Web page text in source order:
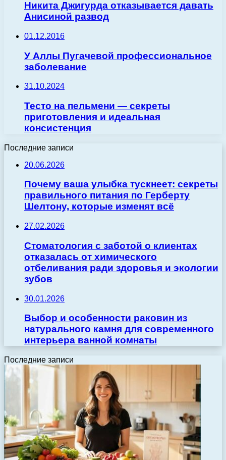
Никита Джигурда отказывается давать
Анисиной развод
01.12.2016
У Аллы Пугачевой профессиональное
заболевание
31.10.2024
Тесто на пельмени — секреты
приготовления и идеальная
консистенция
Последние записи
20.06.2026
Почему ваша улыбка тускнеет: секреты
правильного питания по Герберту
Шелтону, которые изменят всё
27.02.2026
Стоматология с заботой о клиентах
отказалась от химического
отбеливания ради здоровья и экологии
зубов
30.01.2026
Выбор и особенности раковин из
натурального камня для современного
интерьера ванной комнаты
Последние записи